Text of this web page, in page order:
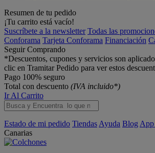
Resumen de tu pedido
¡Tu carrito está vacío!
Suscríbete a la newsletter Todas las
Conforama Tarjeta Conforama Financiación
Seguir Comprando
*Descuentos, cupones y servicios son
clic en Tramitar Pedido para ver estos
Pago 100% seguro
Total con descuento (IVA incluido*)
Ir Al Carrito
Estado de mi pedido Tiendas Ayuda Blog App
Canarias